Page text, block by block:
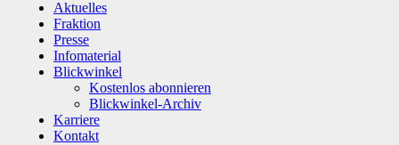
Aktuelles
Fraktion
Presse
Infomaterial
Blickwinkel
Kostenlos abonnieren
Blickwinkel-Archiv
Karriere
Kontakt